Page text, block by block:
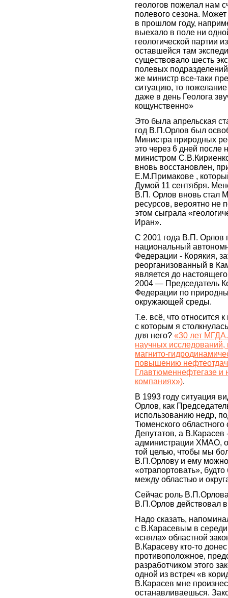
геологов пожелал нам
полевого сезона. Может
в прошлом году,
выехало в поле ни
геологической партии
оставшейся там
существовало шесть
полевых
же министр все-таки
ситуацию, то пожелание
даже в день Геолога
кощунственно»
Это была апрельская
год В.П.Орлов был
Министра природных
это через 6 дней после
министром
вновь восстановлен,
Е.М.Примакове ,
Думой 11 сентября.
В.П. Орлов вновь стал
ресурсов, вероятно не
этом сыграла
Иран».
С 2001 года В.П. Орлов
национальный
Федерации - Корякия,
реорганизованный в
является до
2004 — Председатель
Федерации по
окружающей среды.
Т.е. всё, что относится
с которым я
для него? «30 лет
научных
магнито-
повышению
Главтюменнефтегазе и
компаниях»).
В 1993 году ситуация
Орлов, как
использованию недр,
Тюменского
Депутатов, а В.Карасев
администрации ХМАО,
той целью, чтобы мы
В.П.Орлову и ему
«отрапортовать»,
между областью и
Сейчас роль
В.П.Орлов действовал
Надо сказать,
с В.Карасевым в
«сняла» областной
В.Карасеву кто-то
противоположное,
разработчиком этого
одной из встреч «в
В.Карасев мне
останавливаешься.